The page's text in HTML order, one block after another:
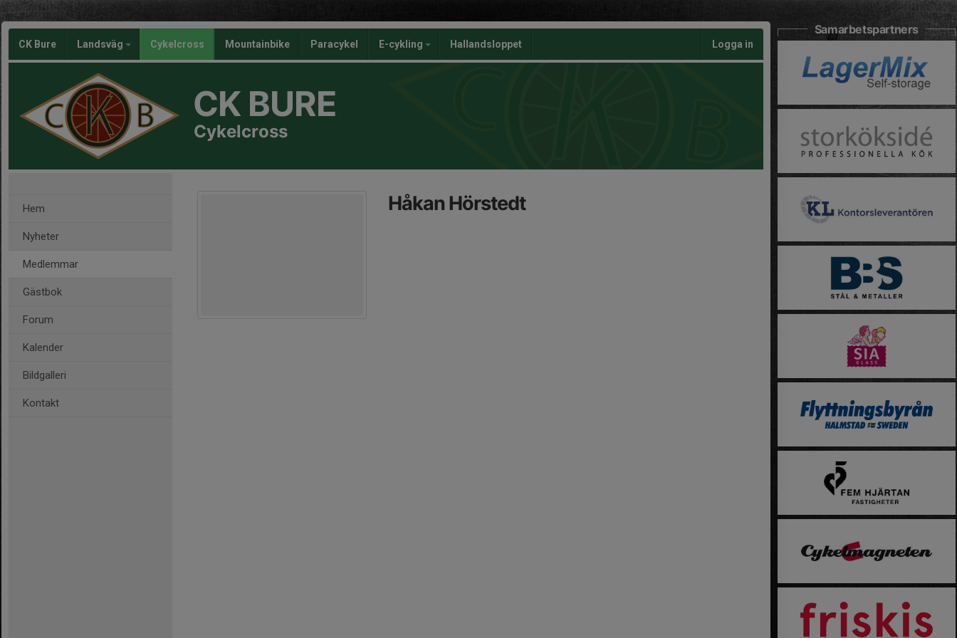
CK Bure Landsväg Cykelcross Mountainbike Paracykel E-cykling Hallandsloppet Logga in
CK BURE
Cykelcross
Hem
Nyheter
Medlemmar
Gästbok
Forum
Kalender
Bildgalleri
Kontakt
Håkan Hörstedt
Samarbetspartners